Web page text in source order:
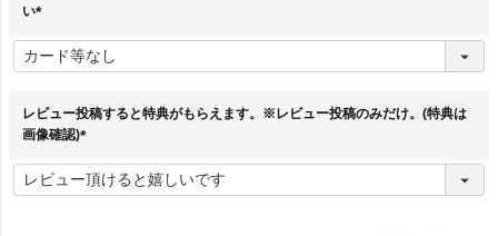
い
必
須
レビュー投稿すると特典がもらえます。※レビュー投稿のみだけ。(特典は
画像確認)
必
須